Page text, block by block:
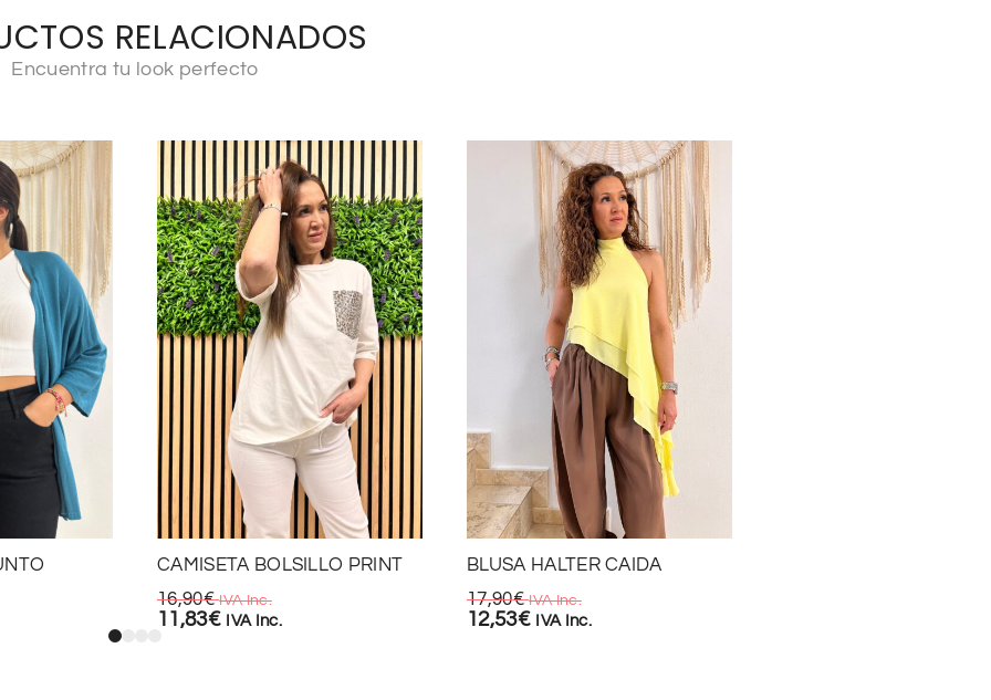
RELACIONADOS
Encuentra tu look perfecto
CAMISETA BOLSILLO PRINT
16,90€ IVA Inc.
11,83€ IVA Inc.
BLUSA HALTER CAIDA
17,90€ IVA Inc.
12,53€ IVA Inc.